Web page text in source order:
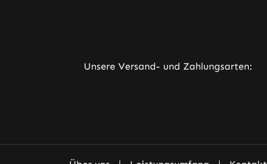
Link)
Tab (externer Link)
in neuem Tab (externer Link)
(externer Link)
Unsere Versand- und Zahlungsarten: